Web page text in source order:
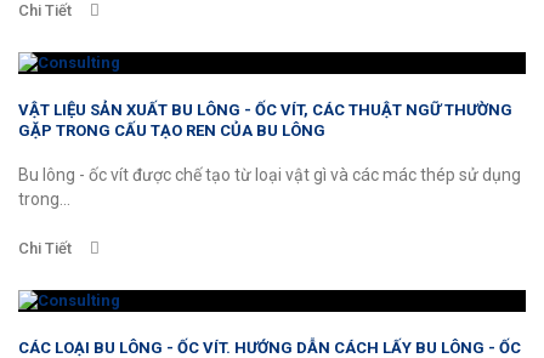
Chi Tiết
VẬT LIỆU SẢN XUẤT BU LÔNG - ỐC VÍT, CÁC THUẬT NGỮ THƯỜNG
GẶP TRONG CẤU TẠO REN CỦA BU LÔNG
Bu lông - ốc vít được chế tạo từ loại vật gì và các mác thép sử dụng
trong...
Chi Tiết
CÁC LOẠI BU LÔNG - ỐC VÍT. HƯỚNG DẪN CÁCH LẤY BU LÔNG - ỐC